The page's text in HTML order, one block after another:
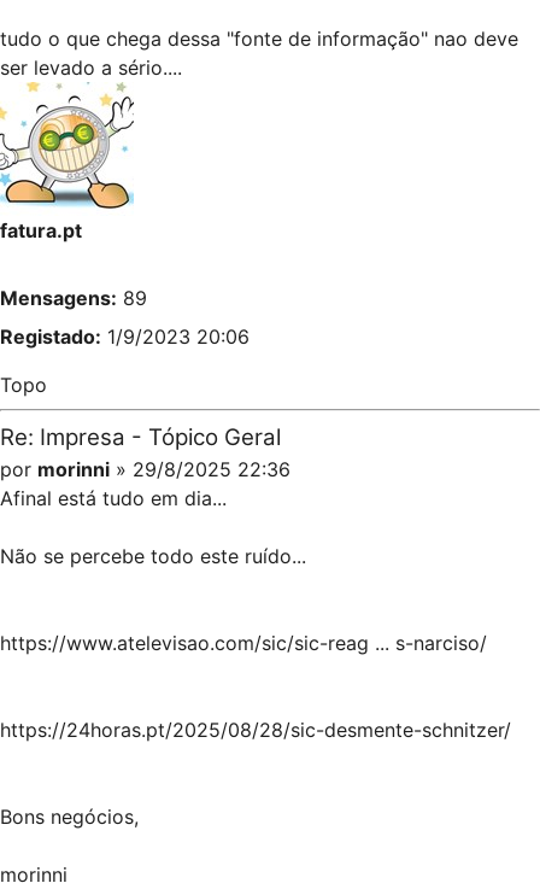
tudo o que chega dessa "fonte de informação" nao deve
ser levado a sério....
fatura.pt
Mensagens: 89
Registado: 1/9/2023 20:06
Topo
Re: Impresa - Tópico Geral
por morinni » 29/8/2025 22:36
Afinal está tudo em dia...
Não se percebe todo este ruído...
https://www.atelevisao.com/sic/sic-reag ... s-narciso/
https://24horas.pt/2025/08/28/sic-desmente-schnitzer/
Bons negócios,
morinni